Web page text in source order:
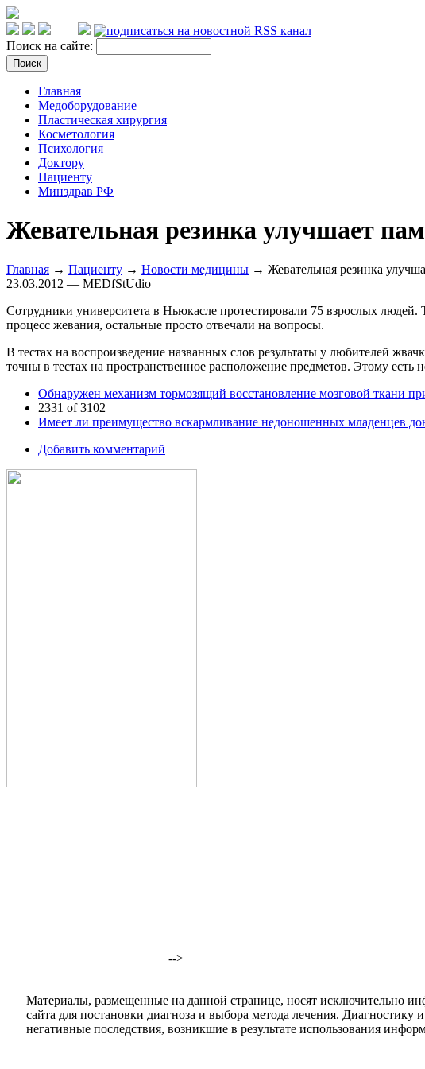
Поиск на сайте:
Главная
Медоборудование
Пластическая хирургия
Косметология
Психология
Доктору
Пациенту
Минздрав РФ
Жевательная резинка улучшает
Главная → Пациенту → Новости медицины → Жевательная резинка
23.03.2012 — MEDfStUdio
Сотрудники университета в Ньюкасле протестировали 75 взрослых
процесс жевания, остальные просто отвечали на вопросы.
В тестах на воспроизведение названных слов результаты у любителей
точны в тестах на пространственное расположение предметов. Этому есть
Обнаружен механизм тормозящий восстановление мозговой ткани
2331 of 3102
Имеет ли преимущество вскармливание недоношенных младенцев
Добавить комментарий
-->
Материалы, размещенные на данной странице, носят исключительно
сайта для постановки диагноза и выбора метода лечения.
негативные последствия, возникшие в результате использования